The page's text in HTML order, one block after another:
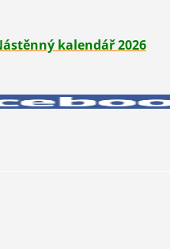
kalendář 2026